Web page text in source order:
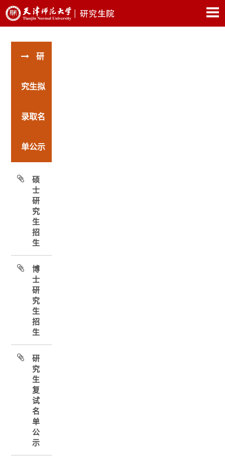
研
究生拟
录取名
单公示
硕
士
研
究
生
招
生
博
士
研
究
生
招
生
研
究
生
复
试
名
单
公
示